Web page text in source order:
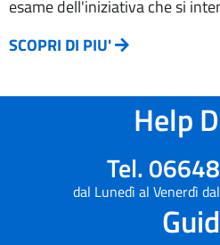
esame dell'iniziativa che si
SCOPRI DI PIU'
Help
Tel.
dal Lunedì al Venerdì